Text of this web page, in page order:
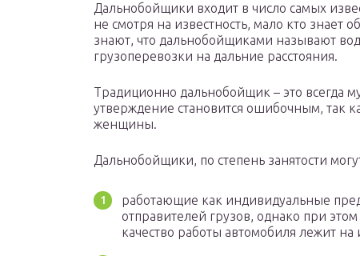
Дальнобойщики входит в число самых
не смотря на известность, мало кто знает
знают, что дальнобойщиками называют
грузоперевозки на дальние расстояния.
Традиционно дальнобойщик – это всегда
утверждение становится ошибочным, так
женщины.
Дальнобойщики, по степень занятости
работающие как индивидуальные
отправителей грузов, однако при этом
качество работы автомобиля лежит на